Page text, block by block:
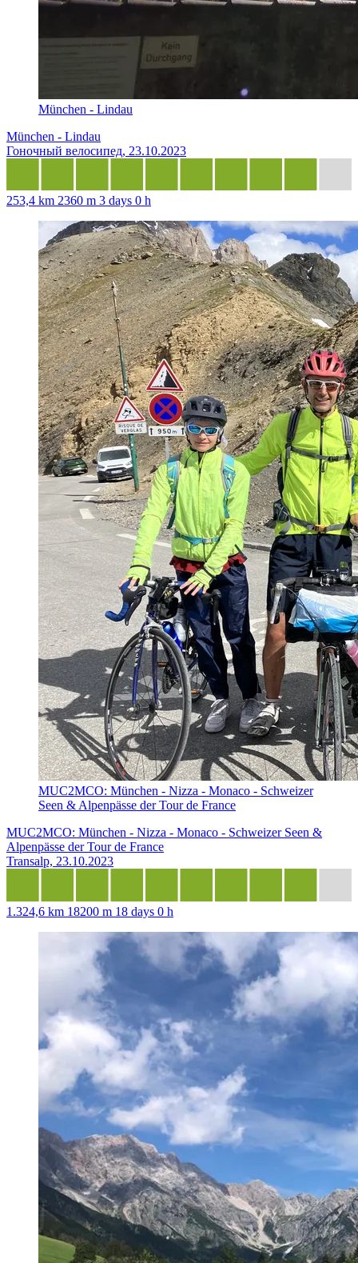
München - Lindau
München - Lindau
Гоночный велосипед, 23.10.2023
253,4 km 2360 m 3 days 0 h
MUC2MCO: München - Nizza - Monaco - Schweizer
Seen & Alpenpässe der Tour de France
MUC2MCO: München - Nizza - Monaco - Schweizer Seen &
Alpenpässe der Tour de France
Transalp, 23.10.2023
1.324,6 km 18200 m 18 days 0 h